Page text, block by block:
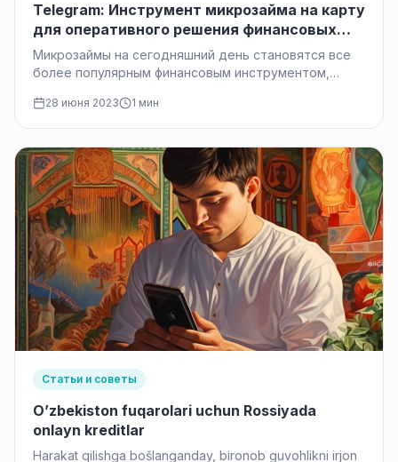
Telegram: Инструмент микрозайма на карту
для оперативного решения финансовых
проблем
Микрозаймы на сегодняшний день становятся все
более популярным финансовым инструментом,
получить небольшую сумму…
28 июня 2023 1 мин
Статьи и советы
O’zbekiston fuqarolari uchun Rossiyada
onlayn kreditlar
Harakat qilishga bošlanganday, bironob guvohlikni irjon